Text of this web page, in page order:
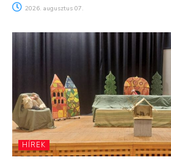
2026. augusztus 07.
HÍREK